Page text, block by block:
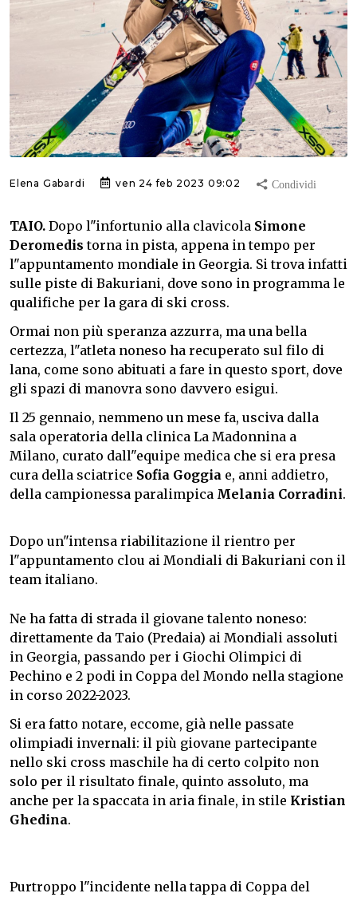
Elena Gabardi ven 24 feb 2023 09:02
TAIO. Dopo l"infortunio alla clavicola Simone
Deromedis torna in pista, appena in tempo per
l"appuntamento mondiale in Georgia. Si trova infatti
sulle piste di Bakuriani, dove sono in programma le
qualifiche per la gara di ski cross.
Ormai non più speranza azzurra, ma una bella
certezza, l"atleta noneso ha recuperato sul filo di
lana, come sono abituati a fare in questo sport, dove
gli spazi di manovra sono davvero esigui.
Il 25 gennaio, nemmeno un mese fa, usciva dalla
sala operatoria della clinica La Madonnina a
Milano, curato dall"equipe medica che si era presa
cura della sciatrice Sofia Goggia e, anni addietro,
della campionessa paralimpica Melania Corradini.
Dopo un"intensa riabilitazione il rientro per
l"appuntamento clou ai Mondiali di Bakuriani con il
team italiano.
Ne ha fatta di strada il giovane talento noneso:
direttamente da Taio (Predaia) ai Mondiali assoluti
in Georgia, passando per i Giochi Olimpici di
Pechino e 2 podi in Coppa del Mondo nella stagione
in corso 2022-2023.
Si era fatto notare, eccome, già nelle passate
olimpiadi invernali: il più giovane partecipante
nello ski cross maschile ha di certo colpito non
solo per il risultato finale, quinto assoluto, ma
anche per la spaccata in aria finale, in stile Kristian
Ghedina.
Purtroppo l"incidente nella tappa di Coppa del